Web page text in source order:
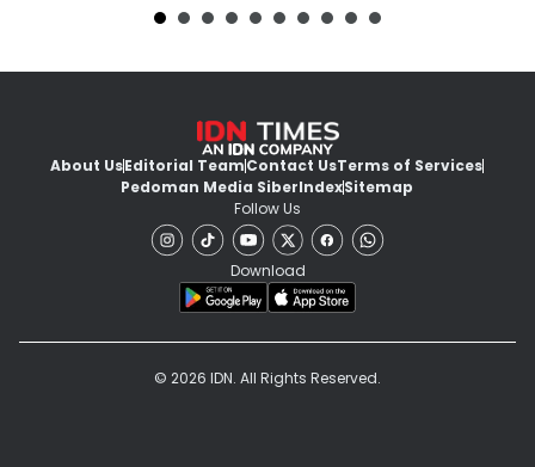
About UsEditorial TeamContact UsTerms of Services
Pedoman Media SiberIndexSitemap
Follow Us
Download
© 2026 IDN. All Rights Reserved.